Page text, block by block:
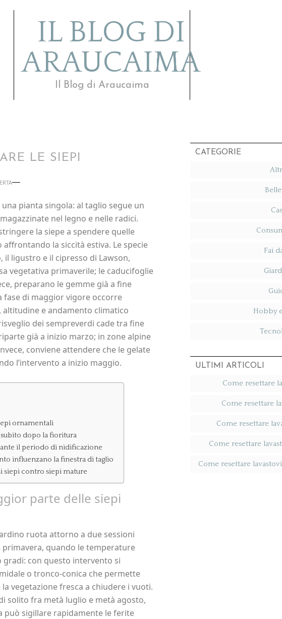
IL BLOG DI
ARAUCAIMA
Il Blog di Araucaima
LE SIEPI
pianta singola: al taglio segue un
nel legno e nelle radici.
la siepe a spendere quelle
la siccità estiva. Le specie
il ligustro e il cipresso di Lawson,
vegetativa primaverile; le caducifoglie
preparano le gemme già a fine
fase di maggior vigore occorre
e andamento climatico
dei sempreverdi cade tra fine
già a inizio marzo; in zone alpine
conviene attendere che le gelate
l’intervento a inizio maggio.
ornamentali
dopo la fioritura
il periodo di nidificazione
influenzano la finestra di taglio
siepi contro siepi mature
parte delle siepi
ruota attorno a due sessioni
primavera, quando le temperature
con questo intervento si
o tronco-conica che permette
vegetazione fresca a chiudere i vuoti.
solito fra metà luglio e metà agosto,
può sigillare rapidamente le ferite
CATEGORIE
Fai
Hobby
ULTIMI ARTICOLI
Come resettare
Come resettare
Come resettare
Come resettare
Come resettare